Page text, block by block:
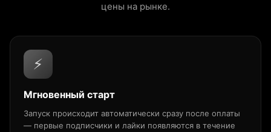
цены на рынке.
⚡
Мгновенный старт
Запуск происходит автоматически сразу после оплаты
— первые подписчики и лайки появляются в течение